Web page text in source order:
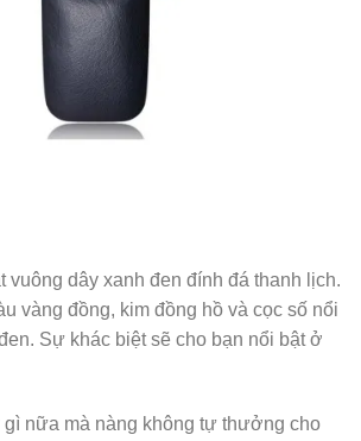
vuông dây xanh đen đính đá thanh lịch.
vàng đồng, kim đồng hồ và cọc số nổi
Sự khác biệt sẽ cho bạn nổi bật ở
nữa mà nàng không tự thưởng cho